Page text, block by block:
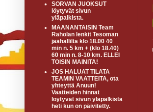
SORVAN JUOKSUT
löytyvät sivun
yläpalkista.
MAANANTAISIN Team
Raholan lenkit Tesoman
jäähallilta klo 18.00 40
min n. 5 km + (klo 18.40)
60 min n. 8-10 km. ELLEI
TOISIN MAINITA!
JOS HALUAT TILATA
TEAMIN VAATTEITA, ota
yhteyttä Anuun!
Vaatteiden hinnat
löytyvät sivun yläpalkista
heti kun on päivitetty.